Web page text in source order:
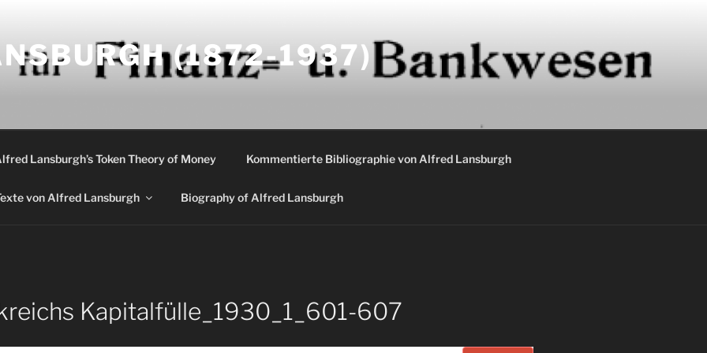
(1872-1937)
Lansburgh’s Token Theory of Money Kommentierte Bibliographie von Alfred Lansburgh
von Alfred Lansburgh Biography of Alfred Lansburgh
Kapitalfülle_1930_1_601-607